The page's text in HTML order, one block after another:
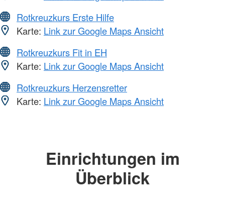
Rotkreuzkurs Erste Hilfe
Karte: Link zur Google Maps Ansicht
Rotkreuzkurs Fit in EH
Karte: Link zur Google Maps Ansicht
Rotkreuzkurs Herzensretter
Karte: Link zur Google Maps Ansicht
Einrichtungen im
Überblick